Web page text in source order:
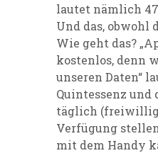
lautet nämlich
Und das, obwohl
Wie geht das?
kostenlos, denn
unseren Daten“
Quintessenz und
täglich
Verfügung
mit dem Handy